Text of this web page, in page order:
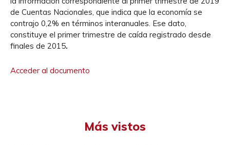
de Cuentas Nacionales, que indica que la economía se
contrajo 0,2% en términos interanuales. Ese dato,
constituye el primer trimestre de caída registrado desde
finales de 2015.
Acceder al documento
Más vistos